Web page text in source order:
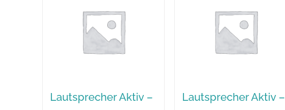
Lautsprecher Aktiv –
Lautsprecher Aktiv –